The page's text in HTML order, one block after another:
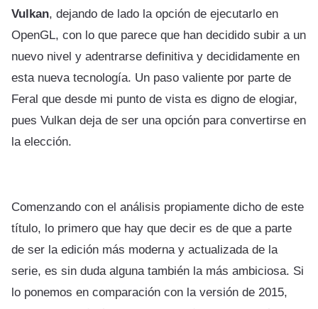
Vulkan, dejando de lado la opción de ejecutarlo en
OpenGL, con lo que parece que han decidido subir a un
nuevo nivel y adentrarse definitiva y decididamente en
esta nueva tecnología. Un paso valiente por parte de
Feral que desde mi punto de vista es digno de elogiar,
pues Vulkan deja de ser una opción para convertirse en
la elección.
Comenzando con el análisis propiamente dicho de este
título, lo primero que hay que decir es de que a parte
de ser la edición más moderna y actualizada de la
serie, es sin duda alguna también la más ambiciosa. Si
lo ponemos en comparación con la versión de 2015,